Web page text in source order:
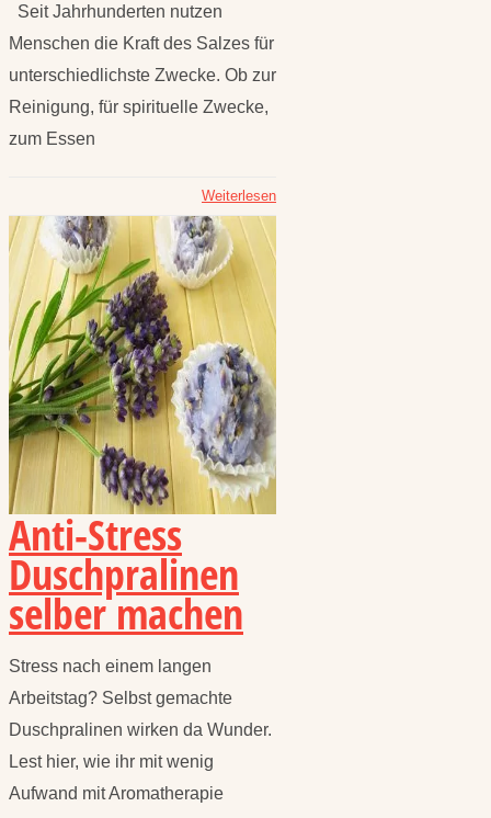
Seit Jahrhunderten nutzen
Menschen die Kraft des Salzes für
unterschiedlichste Zwecke. Ob zur
Reinigung, für spirituelle Zwecke,
zum Essen
Weiterlesen
Anti-Stress
Duschpralinen
selber machen
Stress nach einem langen
Arbeitstag? Selbst gemachte
Duschpralinen wirken da Wunder.
Lest hier, wie ihr mit wenig
Aufwand mit Aromatherapie